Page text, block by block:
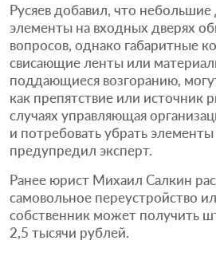
Русяев добавил, что
элементы на входных дверях
вопросов, однако габаритные
свисающие ленты или
поддающиеся возгоранию,
как препятствие или источник
случаях управляющая
и потребовать убрать
предупредил эксперт.
Ранее юрист Михаил Салкин
самовольное переустройство
собственник может получить
2,5 тысячи рублей.